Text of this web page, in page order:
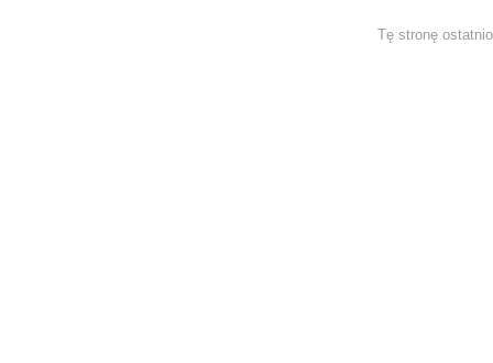
Tę stronę